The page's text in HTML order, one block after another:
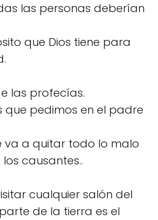
las personas deberían
que Dios tiene para
las profecías.
que pedimos en el padre
va a quitar todo lo malo
causantes..
cualquier salón del
de la tierra es el